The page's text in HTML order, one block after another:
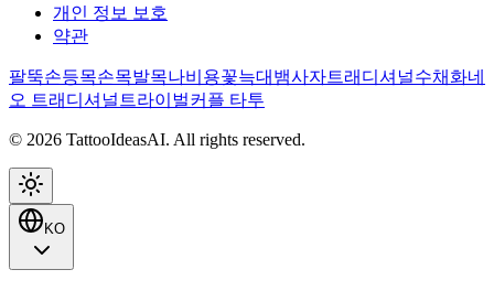
개인 정보 보호
약관
팔뚝손등목손목발목나비 용꽃늑대 뱀사자트래디셔널수채화네
오 트래디셔널 트라이벌커플 타투
© 2026 TattooIdeasAI. All rights reserved.
KO